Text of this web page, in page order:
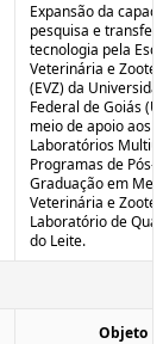
Expansão da
pesquisa e
tecnologia pela
Veterinária e
(EVZ) da
Federal de Goiás
meio de apoio aos
Laboratórios
Programas de Pós-
Graduação em
Veterinária e
Laboratório de
do Leite.
Objeto